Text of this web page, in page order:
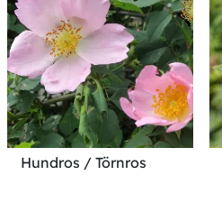
Hundros / Törnros